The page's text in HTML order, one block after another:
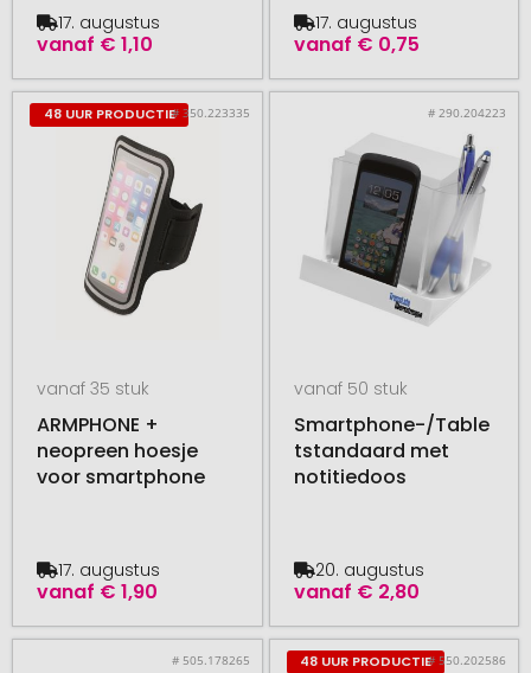
vanaf € 1,10
17. augustus
vanaf € 0,75
17. augustus
48 UUR PRODUCTIE# 350.223335
vanaf 35 stuk
ARMPHONE +
neopreen hoesje
voor smartphone
vanaf € 1,90
17. augustus
# 290.204223
vanaf 50 stuk
Smartphone-/Table
tstandaard met
notitiedoos
vanaf € 2,80
20. augustus
# 505.178265 48 UUR PRODUCTIE# 550.202586